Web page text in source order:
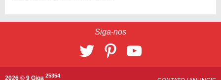
Siga-nos
2026 © 9 Giga 25354